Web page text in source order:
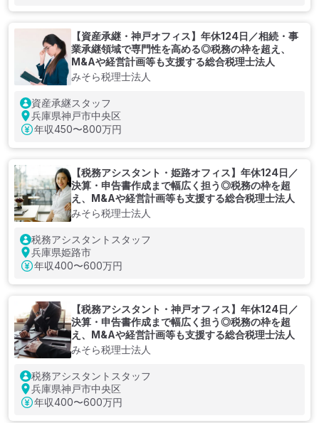
【資産承継・神戸オフィス】年休124日／相続・事
業承継領域で専門性を高める◎税務の枠を超え、
M&Aや経営計画等も支援する総合税理士法人
みそら税理士法人
資産承継スタッフ
兵庫県神戸市中央区
年収450〜800万円
【税務アシスタント・姫路オフィス】年休124日／
決算・申告書作成まで幅広く担う◎税務の枠を超
え、M&Aや経営計画等も支援する総合税理士法人
みそら税理士法人
税務アシスタントスタッフ
兵庫県姫路市
年収400〜600万円
【税務アシスタント・神戸オフィス】年休124日／
決算・申告書作成まで幅広く担う◎税務の枠を超
え、M&Aや経営計画等も支援する総合税理士法人
みそら税理士法人
税務アシスタントスタッフ
兵庫県神戸市中央区
年収400〜600万円